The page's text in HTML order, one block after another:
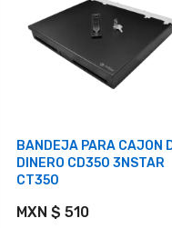
BANDEJA PARA CAJON
DINERO CD350 3NSTAR
CT350
MXN $ 510